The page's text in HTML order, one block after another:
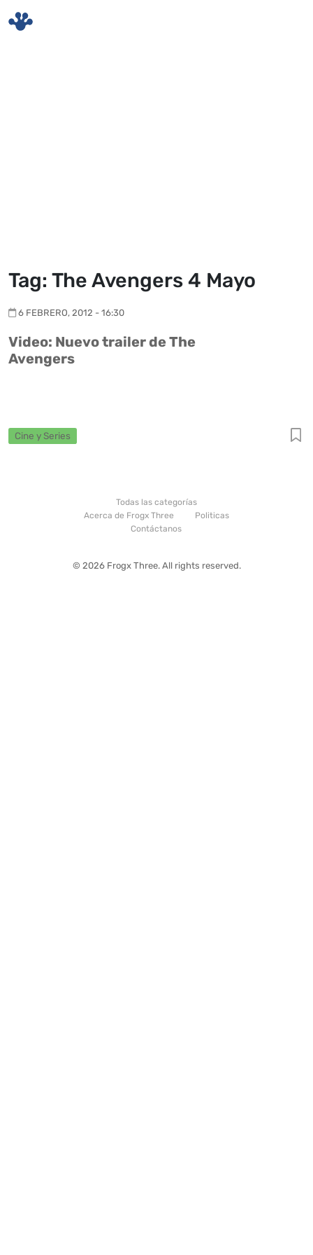
Tag: The Avengers 4 Mayo
6 FEBRERO, 2012 - 16:30
Video: Nuevo trailer de The
Avengers
Cine y Series
Todas las categorías
Acerca de Frogx Three
Politicas
Contáctanos
© 2026 Frogx Three. All rights reserved.